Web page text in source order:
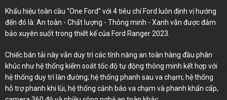
Khẩu hiệu toàn cầu “One Ford” với 4 tiêu chí Ford luôn định vị hướng
đến đó là: An toàn - Chất lượng - Thông minh - Xanh vẫn được đảm
bảo xuyên suốt trong thiết kế của Ford Ranger 2023.
Chiếc bán tải này vẫn duy trì các tính năng an toàn hàng đầu phân
khúc như hệ thống kiểm soát tốc độ tự động thông minh kết hợp với
hệ thống duy trì làn đường; hệ thống phanh sau va chạm; hệ thống
hỗ trợ phanh khi lùi, hệ thống cảnh báo va chạm và phanh khẩn cấp,